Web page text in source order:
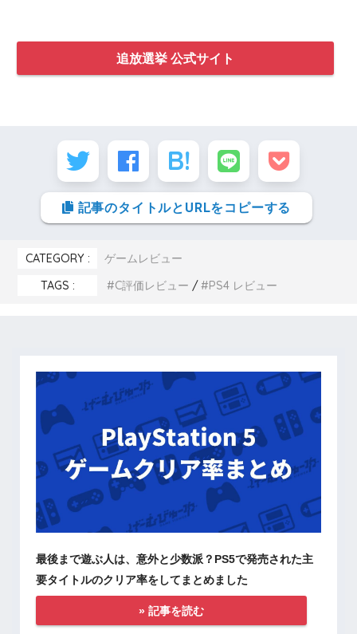
追放選挙 公式サイト
記事のタイトルとURLをコピーする
CATEGORY :
ゲームレビュー
TAGS :
C評価レビュー PS4 レビュー
最後まで遊ぶ人は、意外と少数派？PS5で発売された主
要タイトルのクリア率をしてまとめました
» 記事を読む